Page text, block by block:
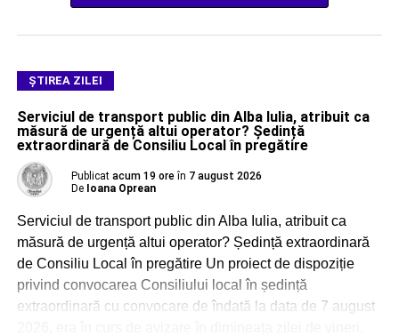
ŞTIREA ZILEI
Serviciul de transport public din Alba Iulia, atribuit ca
măsură de urgență altui operator? Ședință
extraordinară de Consiliu Local în pregătire
Publicat acum 19 ore în 7 august 2026
De Ioana Oprean
Serviciul de transport public din Alba Iulia, atribuit ca
măsură de urgență altui operator? Ședință extraordinară
de Consiliu Local în pregătire Un proiect de dispoziție
privind convocarea Consiliului local în ședință
extraordinară cu convocare de îndată la data de 7 august